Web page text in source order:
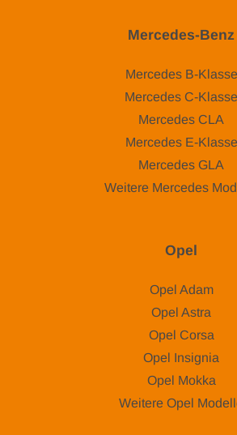
Mercedes-Benz
Mercedes B-Klasse
Mercedes C-Klasse
Mercedes CLA
Mercedes E-Klasse
Mercedes GLA
Weitere Mercedes
Opel
Opel Adam
Opel Astra
Opel Corsa
Opel Insignia
Opel Mokka
Weitere Opel